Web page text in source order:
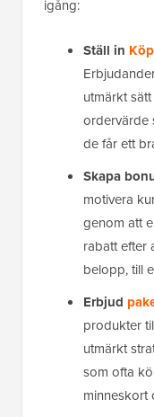
igång:
Ställ in
utmärkt
ordervärde
de får ett
Skapa
motivera
genom att
rabatt efter
belopp, till
Erbjud
produkter
utmärkt
som ofta
minneskort